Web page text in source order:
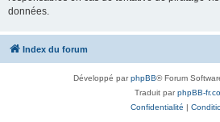
données.
Index du forum
Développé parphpBB® Forum
Traduit parphpBB-
Confidentialité |